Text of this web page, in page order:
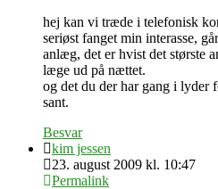
hej kan vi træde i telefonisk
seriøst fanget min interasse,
anlæg, det er hvist det største
læge ud på nættet.
og det du der har gang i
sant.
Besvar
kim jessen
23. august 2009 kl. 10:47
Permalink